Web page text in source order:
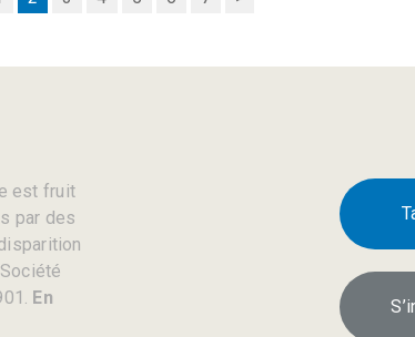
est fruit
par des
En